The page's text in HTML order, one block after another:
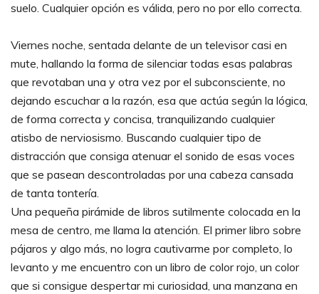
suelo. Cualquier opción es válida, pero no por ello correcta.
Viernes noche, sentada delante de un televisor casi en
mute, hallando la forma de silenciar todas esas palabras
que revotaban una y otra vez por el subconsciente, no
dejando escuchar a la razón, esa que actúa según la lógica,
de forma correcta y concisa, tranquilizando cualquier
atisbo de nerviosismo. Buscando cualquier tipo de
distracción que consiga atenuar el sonido de esas voces
que se pasean descontroladas por una cabeza cansada
de tanta tontería.
Una pequeña pirámide de libros sutilmente colocada en la
mesa de centro, me llama la atención. El primer libro sobre
pájaros y algo más, no logra cautivarme por completo, lo
levanto y me encuentro con un libro de color rojo, un color
que si consigue despertar mi curiosidad, una manzana en